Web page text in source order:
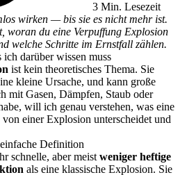
3 Min. Lesezeit
wirken — bis sie es nicht mehr ist.
woran du eine Verpuffung Explosion
welche Schritte im Ernstfall zählen.
darüber wissen muss
ist kein theoretisches Thema. Sie
kleine Ursache, und kann große
mit Gasen, Dämpfen, Staub oder
will ich genau verstehen, was eine
einer Explosion unterscheidet und
Definition
schnelle, aber meist weniger heftige
als eine klassische Explosion. Sie